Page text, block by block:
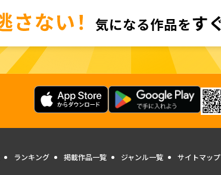
ランキング 掲載作品一覧 ジャンル一覧 サイトマップ